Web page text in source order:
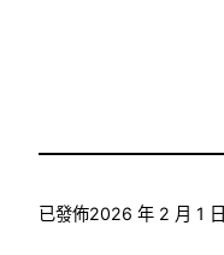
已發佈2026 年 2 月 1 日